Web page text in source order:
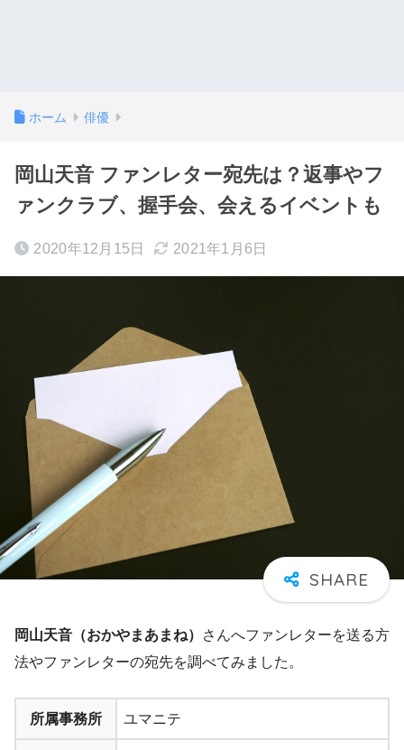
ホーム 俳優
岡山天音 ファンレター宛先は？返事やフ
ァンクラブ、握手会、会えるイベントも
2020年12月15日 2021年1月6日
岡山天音（おかやまあまね）
さんへファンレターを送る方
法やファンレターの宛先を調べてみました。
所属事務所 ユマニテ